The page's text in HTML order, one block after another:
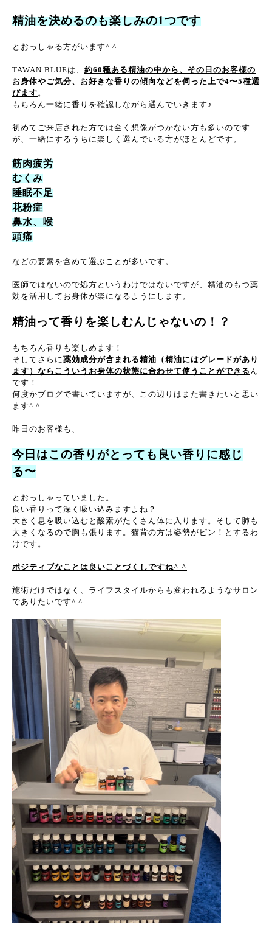
精油を決めるのも楽しみの1つです
とおっしゃる方がいます^ ^
TAWAN BLUEは、 約60種ある精油の中から、その日のお客様の
お身体やご気分、お好きな香りの傾向などを伺った上で4〜5種選
びます 。
もちろん一緒に香りを確認しながら選んでいきます♪
初めてご来店された方では全く想像がつかない方も多いのです
が、一緒にするうちに楽しく選んでいる方がほとんどです。
筋肉疲労
むくみ
睡眠不足
花粉症
鼻水、喉
頭痛
などの要素を含めて選ぶことが多いです。
医師ではないので処方というわけではないですが、精油のもつ薬
効を活用してお身体が楽になるようにします。
精油って香りを楽しむんじゃないの！？
もちろん香りも楽しめます！
そしてさらに薬効成分が含まれる精油（精油にはグレードがあり
ます）ならこういうお身体の状態に合わせて使うことができる ん
です！
何度かブログで書いていますが、この辺りはまた書きたいと思い
ます^ ^
昨日のお客様も、
今日はこの香りがとっても良い香りに感じ
る〜
とおっしゃっていました。
良い香りって深く吸い込みますよね？
大きく息を吸い込むと酸素がたくさん体に入ります。そして肺も
大きくなるので胸も張ります。猫背の方は姿勢がピン！とするわ
けです。
ポジティブなことは良いことづくしですね^ ^
施術だけではなく、ライフスタイルからも変われるようなサロン
でありたいです^ ^